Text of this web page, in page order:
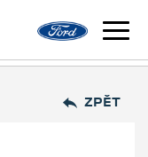
ZPĚT